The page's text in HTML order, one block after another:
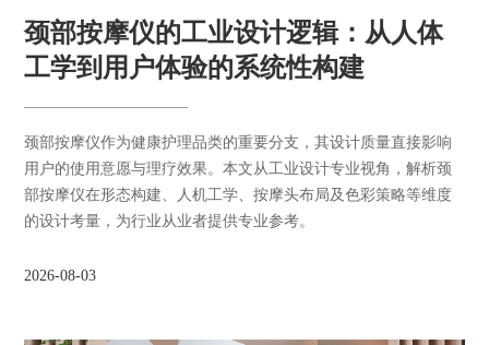
颈部按摩仪的工业设计逻辑：从人体
工学到用户体验的系统性构建
颈部按摩仪作为健康护理品类的重要分支，其设计质量直接影响
用户的使用意愿与理疗效果。本文从工业设计专业视角，解析颈
部按摩仪在形态构建、人机工学、按摩头布局及色彩策略等维度
的设计考量，为行业从业者提供专业参考。
2026-08-03